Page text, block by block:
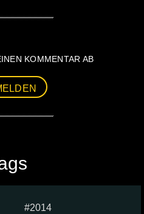
KOMMENTAR AB
2014